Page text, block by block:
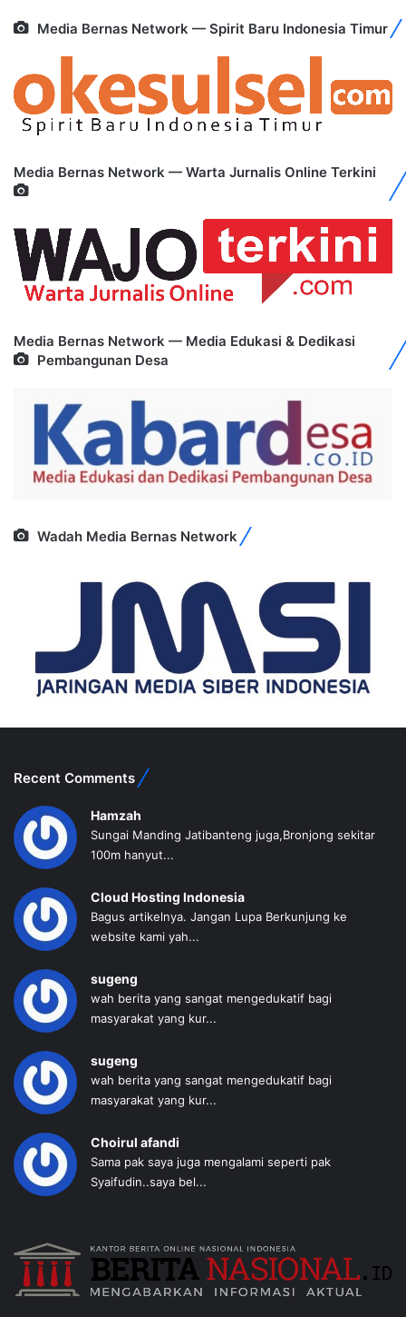
Media Bernas Network — Spirit Baru Indonesia Timur
Media Bernas Network — Warta Jurnalis Online Terkini
Media Bernas Network — Media Edukasi & Dedikasi
Pembangunan Desa
Wadah Media Bernas Network
Recent Comments
Hamzah
Sungai Manding Jatibanteng juga,Bronjong sekitar
100m hanyut...
Cloud Hosting Indonesia
Bagus artikelnya. Jangan Lupa Berkunjung ke
website kami yah...
sugeng
wah berita yang sangat mengedukatif bagi
masyarakat yang kur...
sugeng
wah berita yang sangat mengedukatif bagi
masyarakat yang kur...
Choirul afandi
Sama pak saya juga mengalami seperti pak
Syaifudin..saya bel...